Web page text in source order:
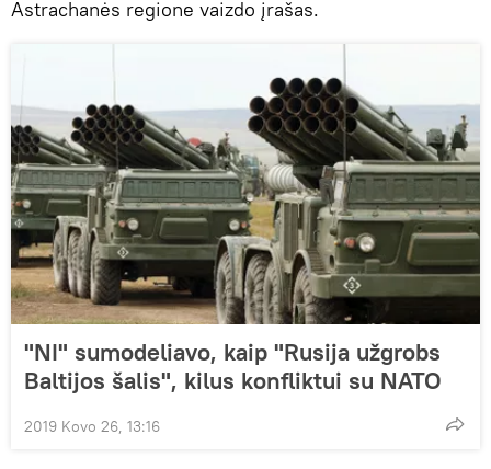
Astrachanės regione vaizdo įrašas.
"NI" sumodeliavo, kaip "Rusija užgrobs
Baltijos šalis", kilus konfliktui su NATO
2019 Kovo 26, 13:16